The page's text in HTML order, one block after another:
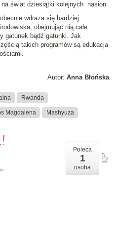
na świat dziesiątki kolejnych nasion.
wdraża się bardziej
obejmując nią całe
gatunek bądź gatunki. Jak
takich programów są edukacja
Autor: Anna Błońska
Rwanda
Magdalena Mashyuza
Poleca
1
osoba